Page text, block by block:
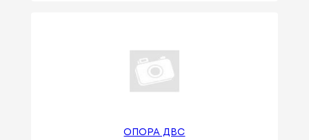
ОПОРА ДВС